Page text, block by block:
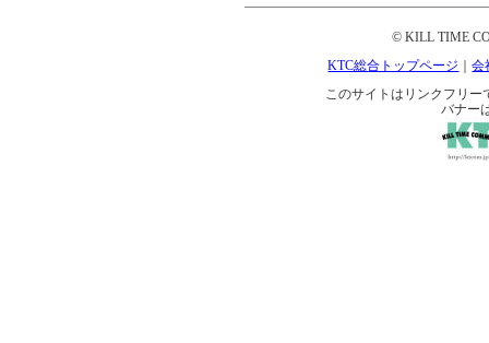
© KILL TIME
KTC総合トップページ
｜会
このサイトはリンクフリー
バナー